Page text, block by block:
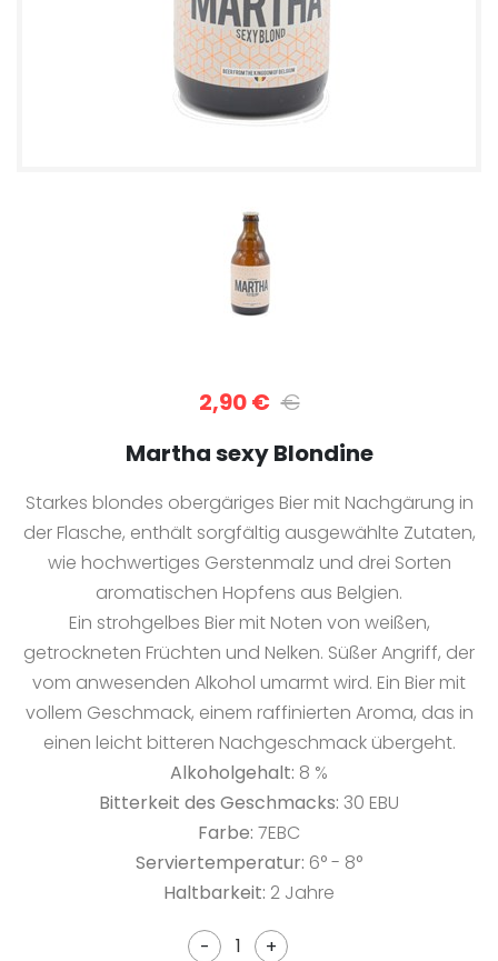
2,90 € €
Martha sexy Blondine
Starkes blondes obergäriges Bier mit Nachgärung in
der Flasche, enthält sorgfältig ausgewählte Zutaten,
wie hochwertiges Gerstenmalz und drei Sorten
aromatischen Hopfens aus Belgien.
Ein strohgelbes Bier mit Noten von weißen,
getrockneten Früchten und Nelken. Süßer Angriff, der
vom anwesenden Alkohol umarmt wird. Ein Bier mit
vollem Geschmack, einem raffinierten Aroma, das in
einen leicht bitteren Nachgeschmack übergeht.
Alkoholgehalt: 8 %
Bitterkeit des Geschmacks: 30 EBU
Farbe: 7EBC
Serviertemperatur: 6° - 8°
Haltbarkeit: 2 Jahre
- +